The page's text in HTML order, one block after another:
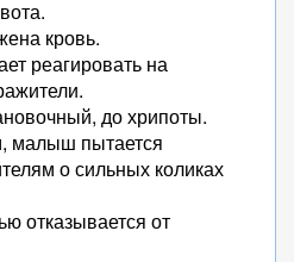
кровь.
реагировать на
до хрипоты.
малыш пытается
о сильных коликах
отказывается от